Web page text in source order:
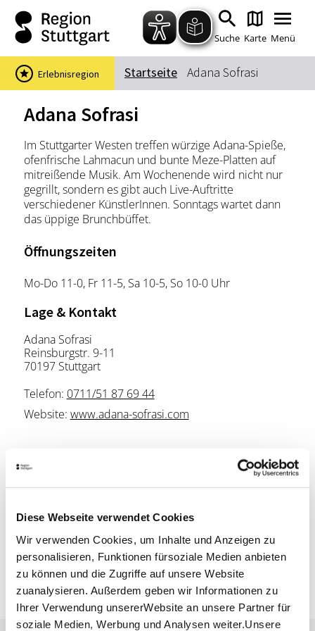
Diese Webseite verwendet Cookies
Wir verwenden Cookies, um Inhalte und Anzeigen zu
personalisieren, Funktionen fürsoziale Medien anbieten
zu können und die Zugriffe auf unsere Website
zuanalysieren. Außerdem geben wir Informationen zu
Ihrer Verwendung unsererWebsite an unsere Partner für
soziale Medien, Werbung und Analysen weiter.Unsere
Zum Hauptinhalt springen
Zur Suche springen
Zur Hauptnavigation
Zum Footer springen
Suche Karte Menü
Suchbegriff
Das könnte Sie interessieren
Stadtführungen
Events & Tickets
Ausflugsziele
Erlebnisse
Wein
Wandern
Startseite Adana Sofrasi
Erlebnisregion
Adana Sofrasi
Im Stuttgarter Westen treffen würzige Adana-Spieße,
ofenfrische Lahmacun und bunte Meze-Platten auf
mitreißende Musik. Am Wochenende wird nicht nur
gegrillt, sondern es gibt auch Live-Auftritte
verschiedener KünstlerInnen. Sonntags wartet dann
das üppige Brunchbüffet.
Öffnungszeiten
Mo-Do 11-0, Fr 11-5, Sa 10-5, So 10-0 Uhr
Lage & Kontakt
Adana Sofrasi
Reinsburgstr. 9-11
70197 Stuttgart
Telefon: 0711/51 87 69 44
Website: www.adana-sofrasi.com
Deutsche Bahn AG
Fahrplanauskunft der DB
Google Maps
Google Maps Route